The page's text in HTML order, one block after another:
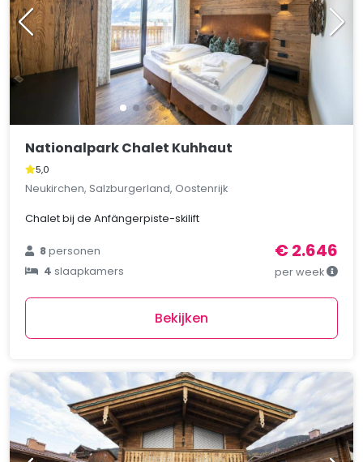
Nationalpark Chalet Kuhhaut
5,0
Neukirchen, Salzburgerland, Oostenrijk
Chalet bij de Anfängerpiste-skilift
8personen
4slaapkamers
€ 2.646
per week
Bekijken